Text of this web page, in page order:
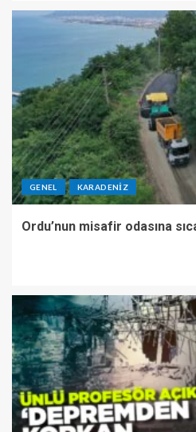
GENEL KARADENIZ
Ordu’nun misafir odasına